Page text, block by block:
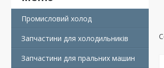
Промисловий холод
Запчастини для холодильників
Запчастини для пральних машин